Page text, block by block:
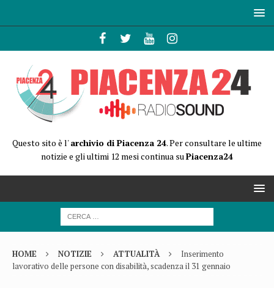
Questo sito è l'archivio di Piacenza 24. Per consultare le ultime
notizie e gli ultimi 12 mesi continua suPiacenza24
HOME NOTIZIE ATTUALITÀ
Inserimento
lavorativo delle persone con disabilità, scadenza il 31 gennaio